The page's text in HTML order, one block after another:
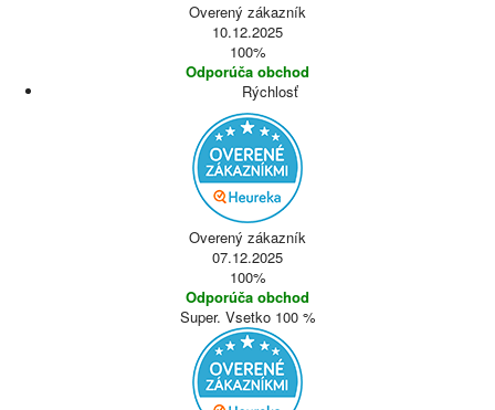
Overený zákazník
10.12.2025
100%
Odporúča obchod
Rýchlosť
Overený zákazník
07.12.2025
100%
Odporúča obchod
Super. Vsetko 100 %